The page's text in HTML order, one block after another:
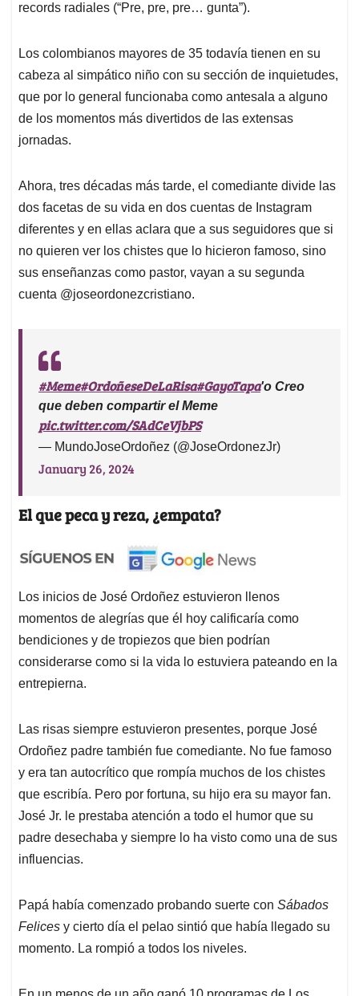
records radiales (“Pre, pre, pre… gunta”).
Los colombianos mayores de 35 todavía tienen en su
cabeza al simpático niño con su sección de inquietudes,
que por lo general funcionaba como antesala a alguno
de los momentos más divertidos de las extensas
jornadas.
Ahora, tres décadas más tarde, el comediante divide las
dos facetas de su vida en dos cuentas de Instagram
diferentes y en ellas aclara que a sus seguidores que si
no quieren ver los chistes que lo hicieron famoso, sino
sus enseñanzas como pastor, vayan a su segunda
cuenta @joseordonezcristiano.
#Meme#OrdoñeseDeLaRisa#GayoTapa'o Creo
que deben compartir el Meme
pic.twitter.com/SAdCeVjbPS
— MundoJoseOrdoñez (@JoseOrdonezJr)
January 26, 2024
El que peca y reza, ¿empata?
Los inicios de José Ordoñez estuvieron llenos
momentos de alegrías que él hoy calificaría como
bendiciones y de tropiezos que bien podrían
considerarse como si la vida lo estuviera pateando en la
entrepierna.
Las risas siempre estuvieron presentes, porque José
Ordoñez padre también fue comediante. No fue famoso
y era tan autocrítico que rompía muchos de los chistes
que escribía. Pero por fortuna, su hijo era su mayor fan.
José Jr. le prestaba atención a todo el humor que su
padre desechaba y siempre lo ha visto como una de sus
influencias.
Papá había comenzado probando suerte con Sábados
Felices y cierto día el pelao sintió que había llegado su
momento. La rompió a todos los niveles.